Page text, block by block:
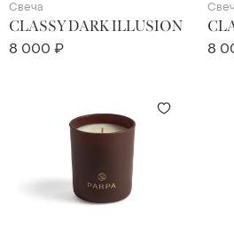
Свеча
CLASSY DARK ILLUSION
8 000 ₽ 8